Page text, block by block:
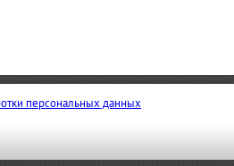
персональных данных